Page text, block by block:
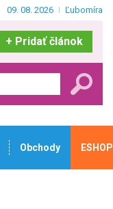
09. 08. 2026 Ľubomíra
+ Pridať článok
Obchody ESHOP